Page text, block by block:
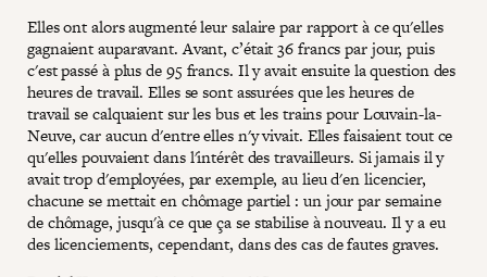
Elles ont alors augmenté leur salaire par rapport à ce qu'elles
gagnaient auparavant. Avant, c’était 36 francs par jour, puis
c'est passé à plus de 95 francs. Il y avait ensuite la question des
heures de travail. Elles se sont assurées que les heures de
travail se calquaient sur les bus et les trains pour Louvain-la-
Neuve, car aucun d'entre elles n'y vivait. Elles faisaient tout ce
qu'elles pouvaient dans l'intérêt des travailleurs. Si jamais il y
avait trop d'employées, par exemple, au lieu d'en licencier,
chacune se mettait en chômage partiel : un jour par semaine
de chômage, jusqu'à ce que ça se stabilise à nouveau. Il y a eu
des licenciements, cependant, dans des cas de fautes graves.